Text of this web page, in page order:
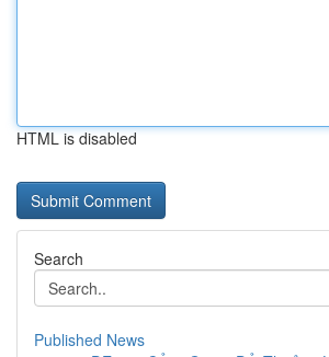
HTML is disabled
Search
Published News